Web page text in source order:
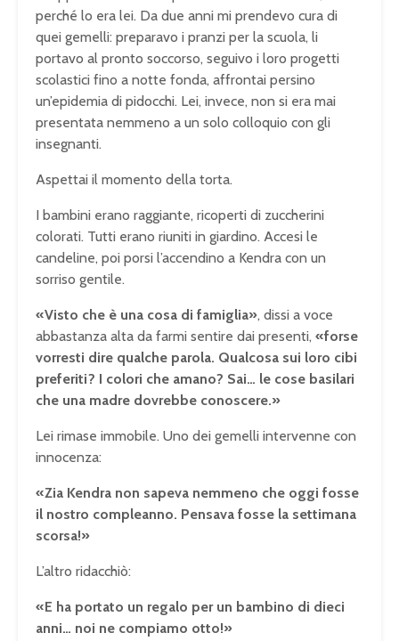
perché lo era lei. Da due anni mi prendevo cura di
quei gemelli: preparavo i pranzi per la scuola, li
portavo al pronto soccorso, seguivo i loro progetti
scolastici fino a notte fonda, affrontai persino
un’epidemia di pidocchi. Lei, invece, non si era mai
presentata nemmeno a un solo colloquio con gli
insegnanti.
Aspettai il momento della torta.
I bambini erano raggiante, ricoperti di zuccherini
colorati. Tutti erano riuniti in giardino. Accesi le
candeline, poi porsi l’accendino a Kendra con un
sorriso gentile.
«Visto che è una cosa di famiglia», dissi a voce
abbastanza alta da farmi sentire dai presenti, «forse
vorresti dire qualche parola. Qualcosa sui loro cibi
preferiti? I colori che amano? Sai… le cose basilari
che una madre dovrebbe conoscere.»
Lei rimase immobile. Uno dei gemelli intervenne con
innocenza:
«Zia Kendra non sapeva nemmeno che oggi fosse
il nostro compleanno. Pensava fosse la settimana
scorsa!»
L’altro ridacchiò:
«E ha portato un regalo per un bambino di dieci
anni… noi ne compiamo otto!»